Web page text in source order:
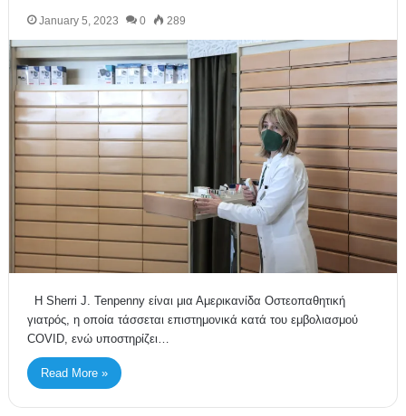
January 5, 2023 0 289
Η Sherri J. Tenpenny είναι μια Αμερικανίδα Οστεοπαθητική
γιατρός, η οποία τάσσεται επιστημονικά κατά του εμβολιασμού
COVID, ενώ υποστηρίζει…
Read More »